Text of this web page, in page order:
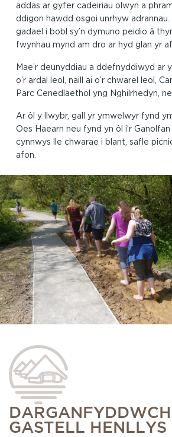
addas ar gyfer cadeiriau olwyn a
ddigon hawdd osgoi unrhyw
gadael i bobl sy’n dymuno peidio â
fwynhau mynd am dro ar hyd glan yr
Mae’r deunyddiau a ddefnyddiwyd ar
o’r ardal leol, naill ai o’r chwarel leol,
Parc Cenedlaethol yng Nghilrhedyn,
Ar ôl y llwybr, gall yr ymwelwyr fynd
Oes Haearn neu fynd yn ôl i’r Ganolfan
cynnwys lle chwarae i blant, safle
afon.
GASTELL HENLLYS